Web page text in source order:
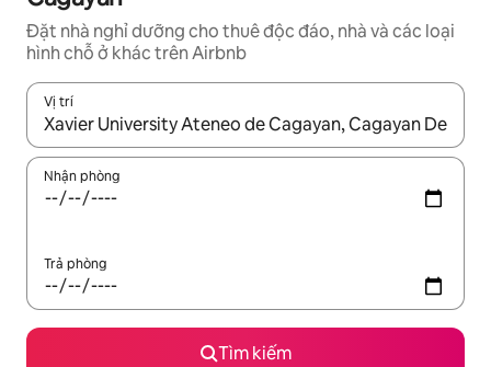
Đặt nhà nghỉ dưỡng cho thuê độc đáo, nhà và các loại
hình chỗ ở khác trên Airbnb
Vị trí
Khi có kết quả, hãy điều hướng bằng phím mũi tên lên và
Nhận phòng
Trả phòng
Tìm kiếm